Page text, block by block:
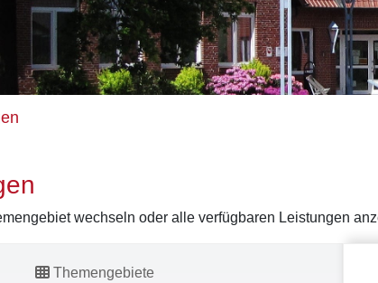
wechseln oder alle verfügbaren Leistungen
Themengebiete